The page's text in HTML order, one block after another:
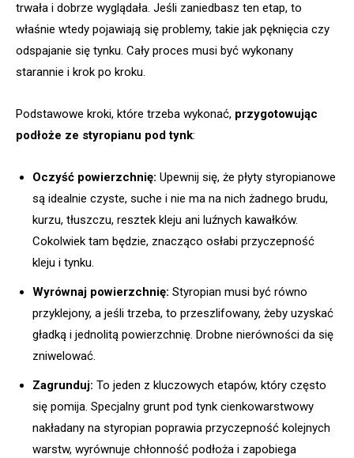
trwała i dobrze wyglądała. Jeśli zaniedbasz ten etap, to
właśnie wtedy pojawiają się problemy, takie jak pęknięcia czy
odspajanie się tynku. Cały proces musi być wykonany
starannie i krok po kroku.
Podstawowe kroki, które trzeba wykonać, przygotowując
podłoże ze styropianu pod tynk:
Oczyść powierzchnię: Upewnij się, że płyty styropianowe
są idealnie czyste, suche i nie ma na nich żadnego brudu,
kurzu, tłuszczu, resztek kleju ani luźnych kawałków.
Cokolwiek tam będzie, znacząco osłabi przyczepność
kleju i tynku.
Wyrównaj powierzchnię: Styropian musi być równo
przyklejony, a jeśli trzeba, to przeszlifowany, żeby uzyskać
gładką i jednolitą powierzchnię. Drobne nierówności da się
zniwelować.
Zagrunduj: To jeden z kluczowych etapów, który często
się pomija. Specjalny grunt pod tynk cienkowarstwowy
nakładany na styropian poprawia przyczepność kolejnych
warstw, wyrównuje chłonność podłoża i zapobiega